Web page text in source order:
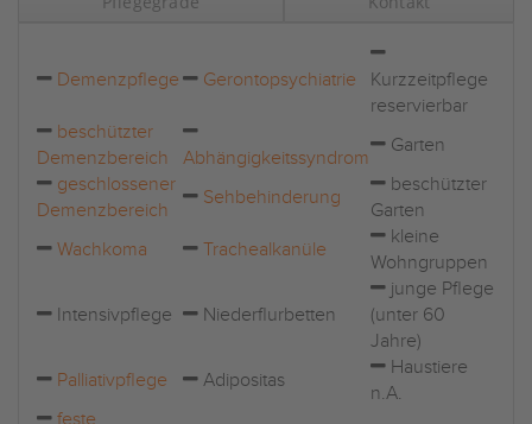
Demenzpflege Gerontopsychiatrie
Kurzzeitpflege
reservierbar
beschützter
Demenzbereich
Abhängigkeitssyndrom
Garten
geschlossener
Demenzbereich
Sehbehinderung
beschützter
Garten
Wachkoma
Trachealkanüle
kleine
Wohngruppen
Intensivpflege Niederflurbetten
junge Pflege
(unter 60
Jahre)
Palliativpflege
Adipositas
Haustiere
n.A.